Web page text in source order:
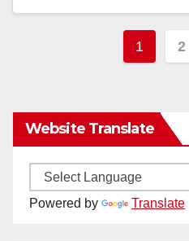
1 2
Website Translate
Powered by Translate